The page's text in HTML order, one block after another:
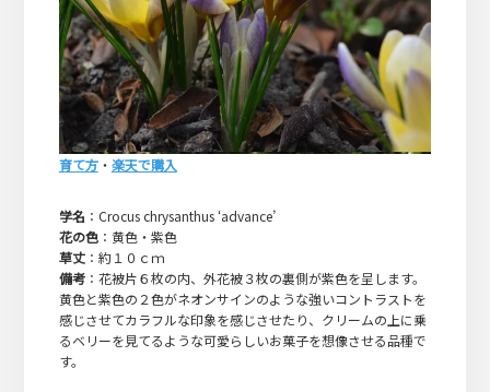
育て方・ 楽天で購入
学名 ：Crocus chrysanthus ‘advance’
花の色：黄色・紫色
草丈：約１０ｃｍ
備考：花被片６枚の内、外花被３枚の裏側が紫色を呈します。
黄色と紫色の２色がネオンサインのような強いコントラストを
感じさせてカラフルな印象を感じさせたり、クリームの上に乗
るベリーを見てるような可愛らしいお菓子を想像させる品種で
す。